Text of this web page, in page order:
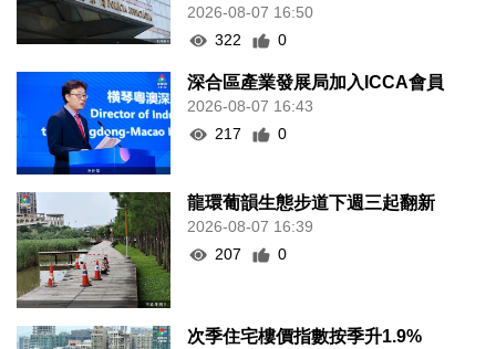
2026-08-07 16:50
322
0
深合區產業發展局加入ICCA會員
2026-08-07 16:43
217
0
龍環葡韻生態步道下週三起翻新
2026-08-07 16:39
207
0
次季住宅樓價指數按季升1.9%